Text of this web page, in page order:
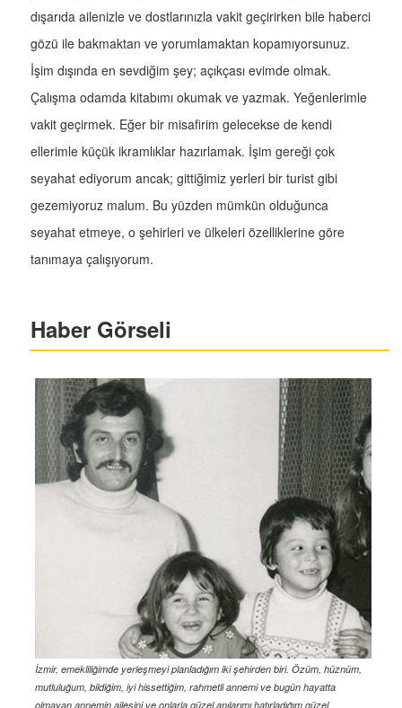
dışarıda ailenizle ve dostlarınızla vakit geçirirken bile haberci
gözü ile bakmaktan ve yorumlamaktan kopamıyorsunuz.
İşim dışında en sevdiğim şey; açıkçası evimde olmak.
Çalışma odamda kitabımı okumak ve yazmak. Yeğenlerimle
vakit geçirmek. Eğer bir misafirim gelecekse de kendi
ellerimle küçük ikramlıklar hazırlamak. İşim gereği çok
seyahat ediyorum ancak; gittiğimiz yerleri bir turist gibi
gezemiyoruz malum. Bu yüzden mümkün olduğunca
seyahat etmeye, o şehirleri ve ülkeleri özelliklerine göre
tanımaya çalışıyorum.
Haber Görseli
İzmir, emekliliğimde yerleşmeyi planladığım iki şehirden biri. Özüm, hüznüm,
mutluluğum, bildiğim, iyi hissettiğim, rahmetli annemi ve bugün hayatta
olmayan annemin ailesini ve onlarla güzel anılarımı hatırladığım güzel